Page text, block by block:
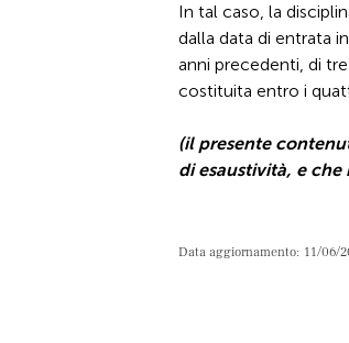
In tal caso, la
dalla data di entrata
anni precedenti, di
costituita entro i
(il presente
di esaustività, e
Data aggiornamento: 11/06/